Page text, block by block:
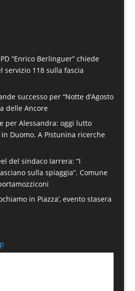
“Enrico Berlinguer” chiede
servizio 118 sulla fascia
successo per “Notte d’Agosto
delle Ancore
per Alessandra: oggi lutto
Duomo. A Pistunina ricerche
del sindaco Iarrera: “I
sulla spiaggia”. Comune
in Piazza’, evento stasera